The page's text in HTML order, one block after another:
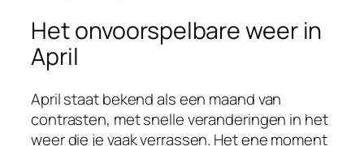
Het onvoorspelbare weer in
April
April staat bekend als een maand van
contrasten, met snelle veranderingen in het
weer die je vaak verrassen. Het ene moment